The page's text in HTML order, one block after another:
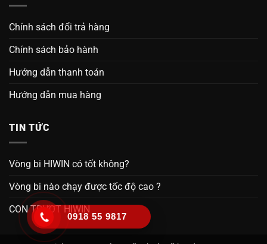
Chính sách đổi trả hàng
Chính sách bảo hành
Hướng dẫn thanh toán
Hướng dẫn mua hàng
TIN TỨC
Vòng bi HIWIN có tốt không?
Vòng bi nào chạy được tốc độ cao ?
CON TRƯỢT HIWIN
0918 55 9817